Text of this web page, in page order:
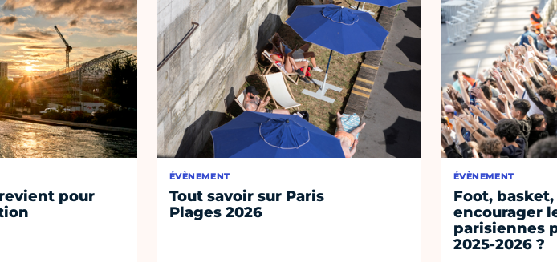
revient pour
ÉVÈNEMENT
Tout savoir sur Paris
Plages 2026
ÉVÈNEMENT
Foot,
encourager
parisiennes
2025-2026 ?